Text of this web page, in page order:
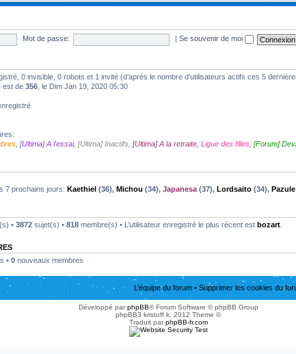
Mot de passe: Se souvenir de moi
0 invisible, 0 robots et 1 invité (d’après le nombre d’utilisateurs actifs ces 5
est de 356 , le Dim Jan 19, 2020 05:30
[Ultima] A l'essai, [Ultima] Inactifs [Ultima] A la retraite Ligue des filles [Forum]
7 prochains jours: Kaethiel (36), Michou (34), Japanesa (37), Lordsaito (34), Pazule
• 3872 sujet(s) • 818 membre(s) • L’utilisateur enregistré le plus récent est bozart
• 0 nouveaux membres
L’équipe du forum • Supprimer les cookies du
Développé parphpBB® Forum Software © phpBB Group
phpBB3 kristoff k. 2012 Theme ©
Traduit parphpBB-fr.com